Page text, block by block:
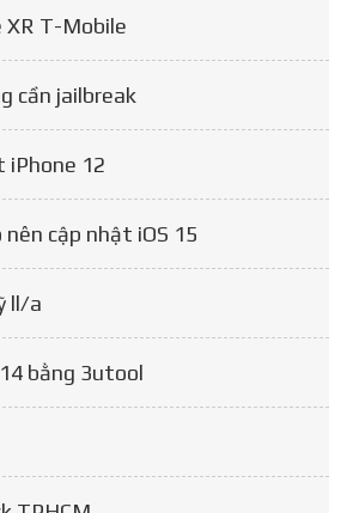
XR T-Mobile
cần jailbreak
iPhone 12
nên cập nhật iOS 15
ll/a
bằng 3utool